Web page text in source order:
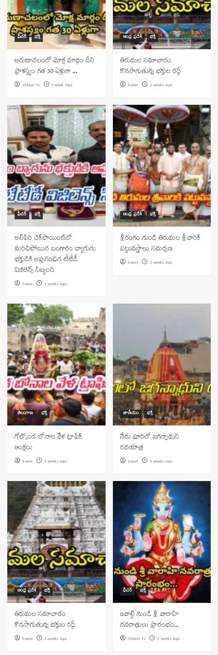
ఫీచర్ భక్తి
అరుణాచలంలో మోక్ష మార్గం దీని
ప్రాశస్త్యం గత 30 ఏళ్లుగా …
9Staar Tv 1 week ago
ఆంధ్ర ప్రదేశ్ భక్తి
తిరుమల సమాచారం
కొనసాగుతున్న భక్తుల రద్దీ
Eswar 2 weeks ago
ఫీచర్ భక్తి
అలిపిరి చెక్‌పాయింట్‌లో
మరిచిపోయిన బంగారం బ్యాగును
భక్తుడికి అప్పగించిన టీటీడీ
విజిలెన్స్ సిబ్బంది
Eswar 2 weeks ago
ఆంధ్ర ప్రదేశ్ భక్తి
శ్రీరంగం నుండి తిరుమల శ్రీవారికి
పట్టువస్త్రాలు సమర్పణ
Eswar 2 weeks ago
తెలంగాణ భక్తి
గోల్కొండ బోనాల వేళ ట్రాఫిక్
ఆంక్షలు
Eswar 3 weeks ago
జాతీయం భక్తి
నేడు పూరిలో జగన్నాథుని
రథయాత్ర
Eswar 3 weeks ago
ఆంధ్ర ప్రదేశ్ భక్తి
తిరుమల సమాచారం
కొనసాగుతున్న భక్తుల రద్దీ
Eswar 3 weeks ago
ఫీచర్ భక్తి
ఇవాల్టి నుండి శ్రీ వారాహి
నవరాత్రులు ప్రారంభం…
9Staar Tv 3 weeks ago